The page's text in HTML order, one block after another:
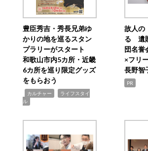
豊臣秀吉・秀長兄弟ゆ
かりの地を巡るスタン
プラリーがスタート
和歌山市内5カ所・近畿
6カ所を巡り限定グッズ
をもらおう
カルチャー
ライフスタイ
ル
故人の
る 遺
団名誉
×フリ
長野智
PR